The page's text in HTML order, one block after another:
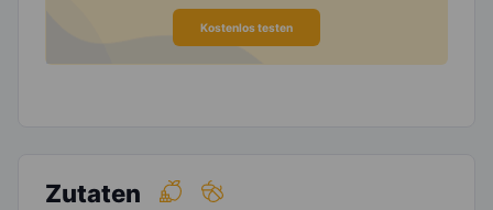
Kostenlos testen
Zutaten